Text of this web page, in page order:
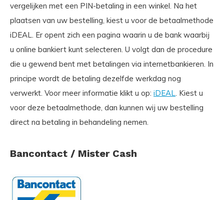
vergelijken met een PIN-betaling in een winkel. Na het
plaatsen van uw bestelling, kiest u voor de betaalmethode
iDEAL. Er opent zich een pagina waarin u de bank waarbij
u online bankiert kunt selecteren. U volgt dan de procedure
die u gewend bent met betalingen via internetbankieren. In
principe wordt de betaling dezelfde werkdag nog
verwerkt. Voor meer informatie klikt u op: iDEAL
. Kiest u
voor deze betaalmethode, dan kunnen wij uw bestelling
direct na betaling in behandeling nemen.
Bancontact / Mister Cash